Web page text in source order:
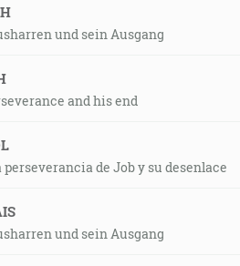
und sein Ausgang
and his end
perseverancia de Job y su desenlace
und sein Ausgang